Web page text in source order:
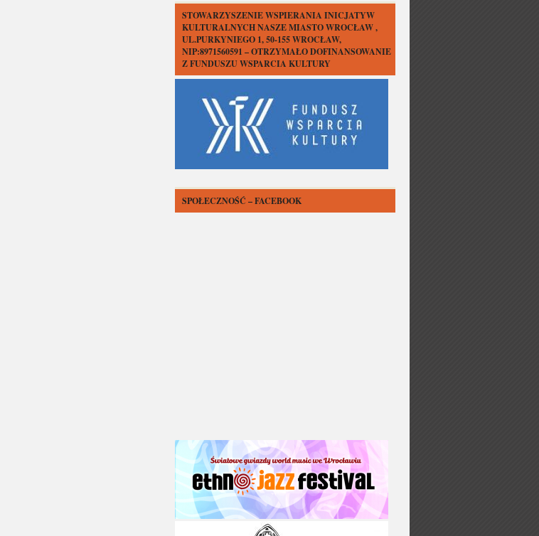
STOWARZYSZENIE WSPIERANIA INICJATYW
KULTURALNYCH NASZE MIASTO WROCŁAW ,
UL.PURKYNIEGO 1, 50-155 WROCŁAW,
NIP:8971560591 – OTRZYMAŁO DOFINANSOWANIE
Z FUNDUSZU WSPARCIA KULTURY
SPOŁECZNOŚĆ – FACEBOOK